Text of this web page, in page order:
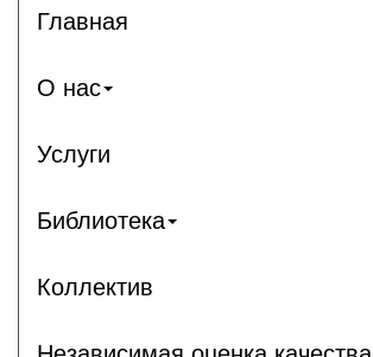
Главная
О нас
Услуги
Библиотека
Коллектив